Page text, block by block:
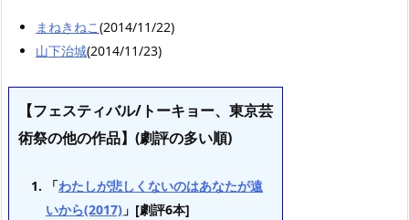
まねきねこ(2014/11/22)
山下治城(2014/11/23)
【フェスティバル/トーキョー、東京芸
術祭の他の作品】(劇評の多い順)
「わたしが悲しくないのはあなたが遠
いから(2017) 」[劇評6本]